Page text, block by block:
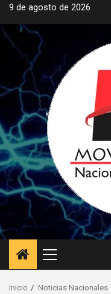
Saltar
contenido
9 de agosto de 2026
Menú
principal
Inicio
Noticias Nacionales